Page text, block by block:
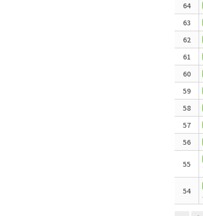
64
63
62
61
60
59
58
57
56
55
54